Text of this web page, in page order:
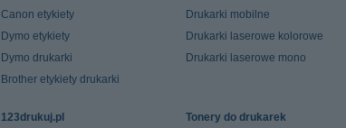
Canon etykiety
Dymo etykiety
Dymo drukarki
Brother etykiety drukarki
Drukarki mobilne
Drukarki laserowe kolorowe
Drukarki laserowe mono
123drukuj.pl Tonery do drukarek